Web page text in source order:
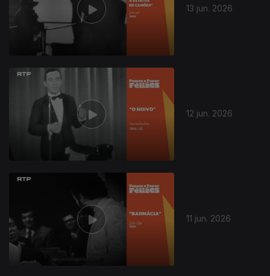
13 jun. 2026
12 jun. 2026
11 jun. 2026